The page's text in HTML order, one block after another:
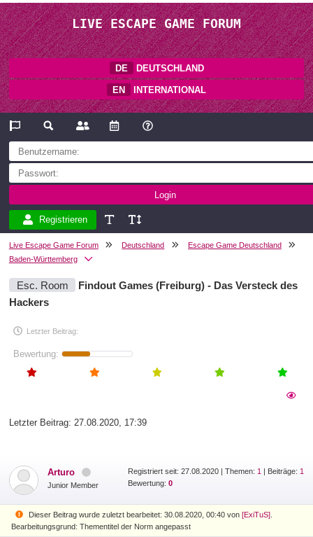
LIVE ESCAPE GAME FORUM
DE DEUTSCHLAND
EN INTERNATIONAL
Registrieren
Live Escape Game Forum Deutschland
Escape Game Deutschland
Baden-Württemberg
Esc. Room
Findout Games (Freiburg) - Das Versteck des
Hackers
Letzter Beitrag:
Bewertung:
Letzter Beitrag: 27.08.2020, 17:39
Arturo
Junior Member
Registriert seit: 27.08.2020 |Themen: 1 | Beiträge: 1
Bewertung:0
Dieser Beitrag wurde zuletzt bearbeitet: 30.08.2020, 00:40 von[ExiTuS]
Bearbeitungsgrund: Thementitel der Norm angepasst